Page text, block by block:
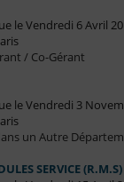
le Vendredi 6 Avril
/ Co-Gérant
le Vendredi 3
un Autre
SERVICE (R.M.S)